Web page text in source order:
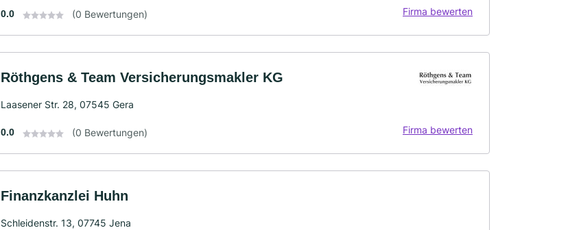
0.0 (0 Bewertungen) Firma bewerten
Röthgens & Team Versicherungsmakler KG
Laasener Str. 28, 07545 Gera
0.0 (0 Bewertungen) Firma bewerten
Finanzkanzlei Huhn
Schleidenstr. 13, 07745 Jena